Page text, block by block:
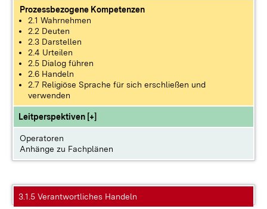
Prozessbezogene Kompetenzen
2.1 Wahrnehmen
2.2 Deuten
2.3 Darstellen
2.4 Urteilen
2.5 Dialog führen
2.6 Handeln
2.7 Religiöse Sprache für sich erschließen und
verwenden
Leitperspektiven [+]
Operatoren
Anhänge zu Fachplänen
3.1.5 Verantwortliches Handeln